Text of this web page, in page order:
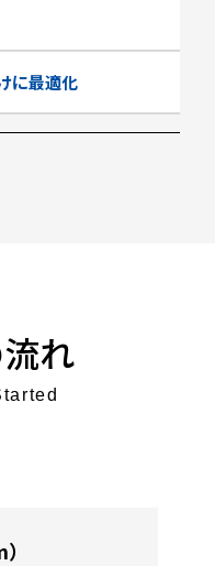
に最適化
れ